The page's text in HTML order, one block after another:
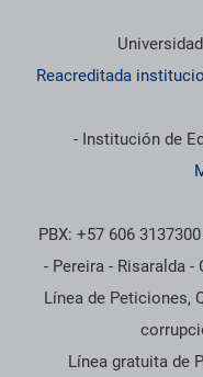
Información
Reacreditada
- Institución de
PBX: +57 606
- Pereira - Risaralda
Línea de Peticiones,
Línea gratuita de